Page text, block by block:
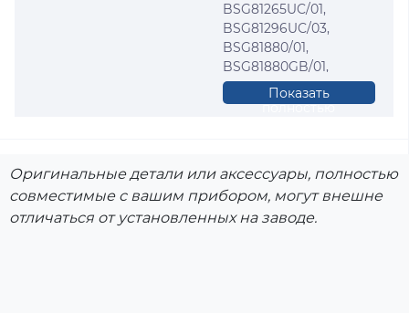
BSG81265UC/01,
BSG81296UC/03,
BSG81880/01,
BSG81880GB/01,
BSG81885/01,
BSG82485/01,
VS08G2485/03,
VS08G2485/08
Показать
полностью
Оригинальные детали или аксессуары, полностью
совместимые с вашим прибором, могут внешне
отличаться от установленных на заводе.